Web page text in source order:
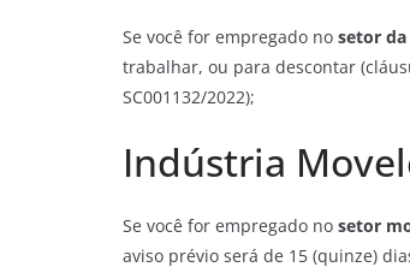
Se você for empregado no setor
trabalhar, ou para descontar
SC001132/2022);
Indústria
Se você for empregado no setor
aviso prévio será de 15 (quinze)